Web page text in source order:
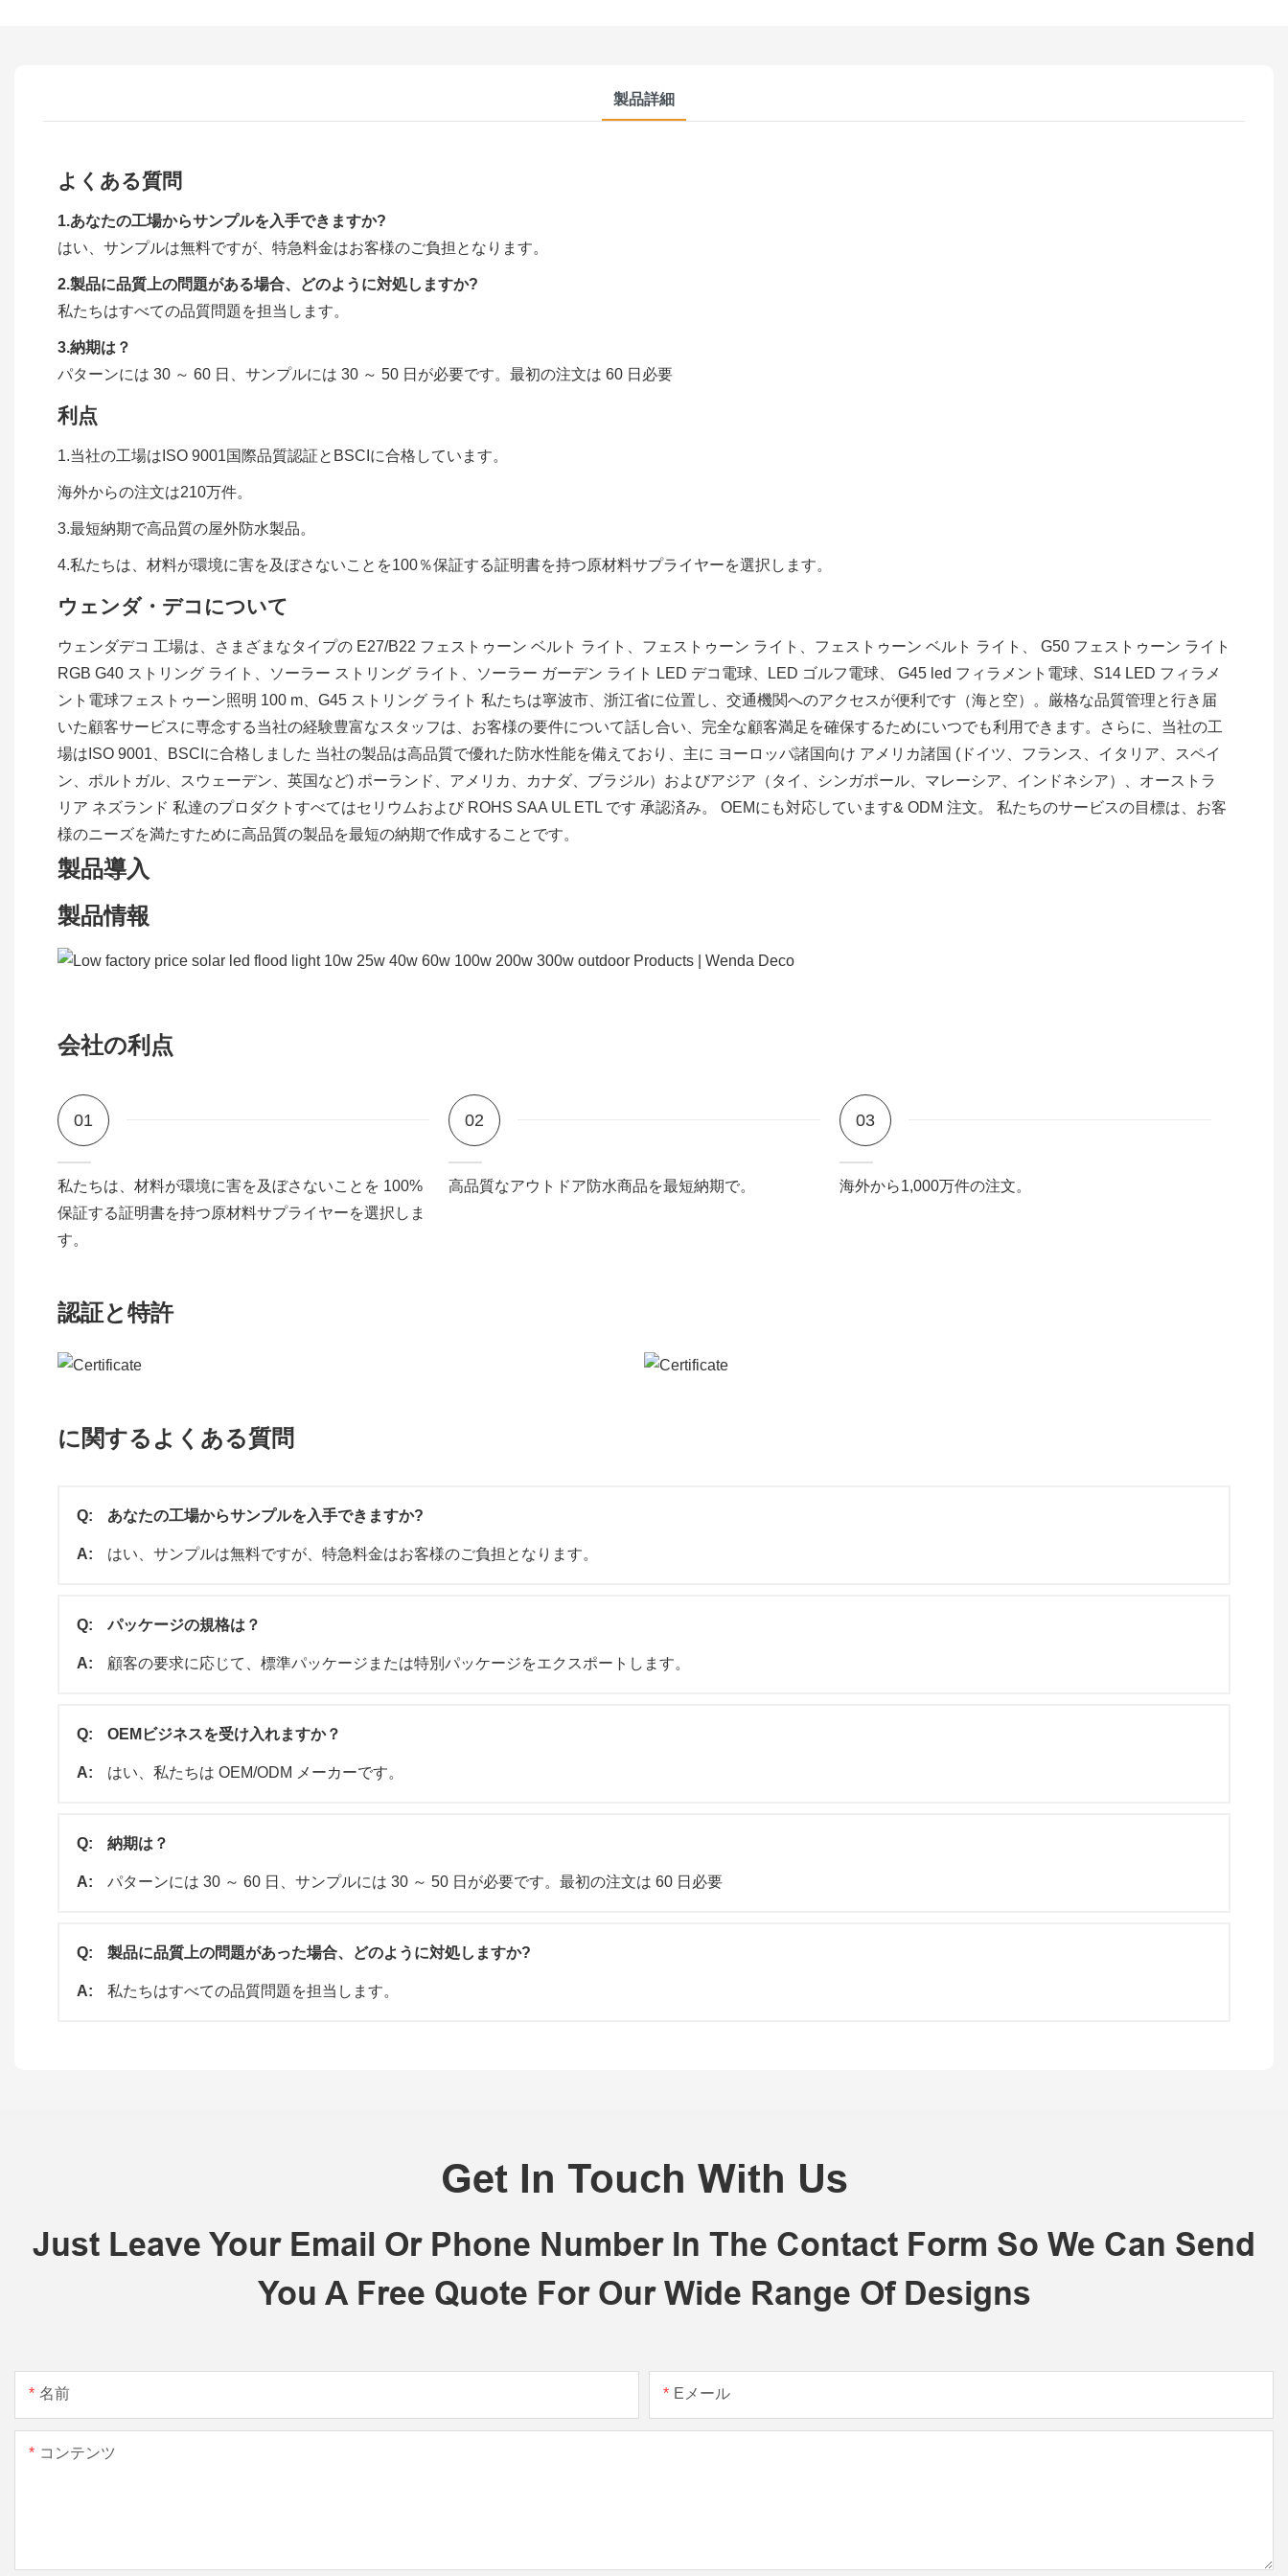
製品詳細
よくある質問
1.あなたの工場からサンプルを入手できますか?
はい、サンプルは無料ですが、特急料金はお客様のご負担となります。
2.製品に品​​質上の問題がある場合、どのように対処しますか?
私たちはすべての品質問題を担当します。
3.納期は？
パターンには 30 ～ 60 日、サンプルには 30 ～ 50 日が必要です。最初の注文は 60 日必要
利点
1.当社の工場はISO 9001国際品質認証とBSCIに合格しています。
海外からの注文は210万件。
3.最短納期で高品質の屋外防水製品。
4.私たちは、材料が環境に害を及ぼさないことを100％保証する証明書を持つ原材料サプライヤーを選択します。
ウェンダ・デコについて
ウェンダデコ 工場は、さまざまなタイプの E27/B22 フェストゥーン ベルト ライト、フェストゥーン ライト、フェストゥーン ベルト ライト、 G50 フェストゥーン ライト
RGB G40 ストリング ライト、ソーラー ストリング ライト、ソーラー ガーデン ライト LED デコ電球、LED ゴルフ電球、 G45 led フィラメント電球、S14 LED フィラメ
ント電球フェストゥーン照明 100 m、G45 ストリング ライト 私たちは寧波市、浙江省に位置し、交通機関へのアクセスが便利です（海と空）。厳格な品質管理と行き届
いた顧客サービスに専念する当社の経験豊富なスタッフは、お客様の要件について話し合い、完全な顧客満足を確保するためにいつでも利用できます。さらに、当社の工
場はISO 9001、BSCIに合格しました 当社の製品は高品質で優れた防水性能を備えており、主に ヨーロッパ諸国向け アメリカ諸国 (ドイツ、フランス、イタリア、スペイ
ン、ポルトガル、スウェーデン、英国など) ポーランド、アメリカ、カナダ、ブラジル）およびアジア（タイ、シンガポール、マレーシア、インドネシア）、オーストラ
リア ネズランド 私達のプロダクトすべてはセリウムおよび ROHS SAA UL ETL です 承認済み。 OEMにも対応しています& ODM 注文。 私たちのサービスの目標は、お客
様のニーズを満たすために高品質の製品を最短の納期で作成することです。
製品導入
製品情報
会社の利点
01
私たちは、材料が環境に害を及ぼさないことを 100%
保証する証明書を持つ原材料サプライヤーを選択しま
す。
02
高品質なアウトドア防水商品を最短納期で。
03
海外から1,000万件の注文。
認証と特許
に関するよくある質問
Q: あなたの工場からサンプルを入手できますか?
A: はい、サンプルは無料ですが、特急料金はお客様のご負担となります。
Q: パッケージの規格は？
A: 顧客の要求に応じて、標準パッケージまたは特別パッケージをエクスポートします。
Q: OEMビジネスを受け入れますか？
A: はい、私たちは OEM/ODM メーカーです。
Q: 納期は？
A: パターンには 30 ～ 60 日、サンプルには 30 ～ 50 日が必要です。最初の注文は 60 日必要
Q: 製品に品質上の問題があった場合、どのように対処しますか?
A: 私たちはすべての品質問題を担当します。
Get In Touch With Us
Just Leave Your Email Or Phone Number In The Contact Form So We Can Send
You A Free Quote For Our Wide Range Of Designs
名前 Eメール
コンテンツ